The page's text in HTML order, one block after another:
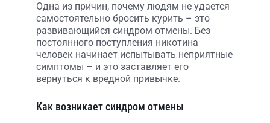
Одна из причин, почему людям не удается
самостоятельно бросить курить – это
развивающийся синдром отмены. Без
постоянного поступления никотина
человек начинает испытывать неприятные
симптомы – и это заставляет его
вернуться к вредной привычке.
Как возникает синдром отмены